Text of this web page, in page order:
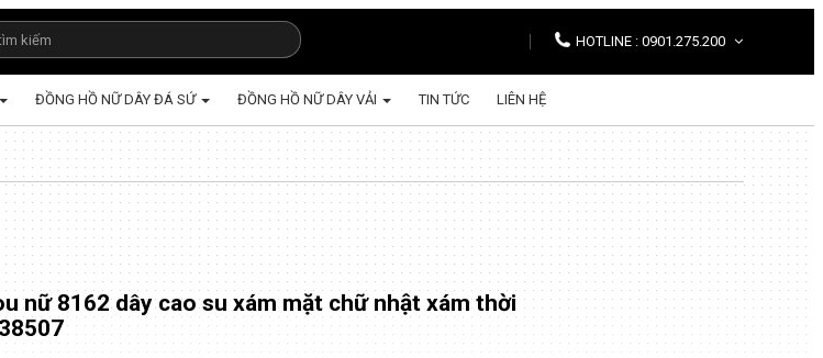
HOTLINE : 0901.275.200
ĐỒNG HỒ NỮ DÂY ĐÁ SỨ ĐỒNG HỒ NỮ DÂY VẢI TIN TỨC LIÊN HỆ
nữ 8162 dây cao su xám mặt chữ nhật xám thời